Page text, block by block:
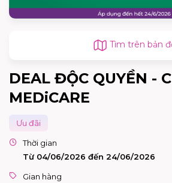
Tìm trên bản
DEAL ĐỘC QUYỀN -
MEDiCARE
Ưu đãi
Thời gian
Từ 04/06/2026 đến 24/06/2026
Gian hàng